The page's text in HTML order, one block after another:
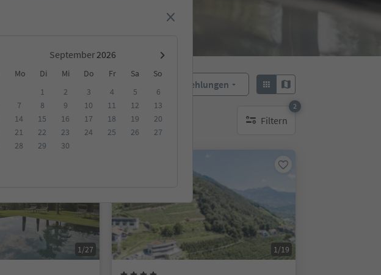
September
Mo Di Mi Do Fr Sa
So
1 2 3 4 5
6
7
8 9 10 11 12
13
14
15 16 17 18 19
20
21
22 23 24 25 26
27
28
29 30
Empfehlungen
Nachhaltige Unterkunft Filtern
2
aktive Filter
1/27 1/19